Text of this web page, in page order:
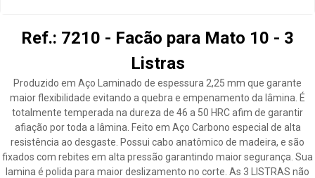
Ref.: 7210 - Facão para Mato 10 - 3
Listras
Produzido em Aço Laminado de espessura 2,25 mm que garante
maior flexibilidade evitando a quebra e empenamento da lâmina. É
totalmente temperada na dureza de 46 a 50 HRC afim de garantir
afiação por toda a lâmina. Feito em Aço Carbono especial de alta
resistência ao desgaste. Possui cabo anatômico de madeira, e são
fixados com rebites em alta pressão garantindo maior segurança. Sua
lamina é polida para maior deslizamento no corte. As 3 LISTRAS não